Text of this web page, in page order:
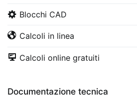
Blocchi CAD
Calcoli in linea
Calcoli online gratuiti
Documentazione tecnica